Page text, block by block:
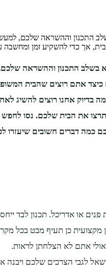
התכנון וההשראה שלכם,
אך כדי להשקיע זמן
בשלב התכנון וההשראה
אתם רוצים שהבית
אחנו רוצים להשיג
את הבית שלכם. נסו לחפש
כמה דברים חשובים שיעזרו
או אדריכל. תכנון לבד
כן תעיף מבט בכל
אתם לא הצלחתן לראות.
לגבי הצרכים שלכם ויבנה